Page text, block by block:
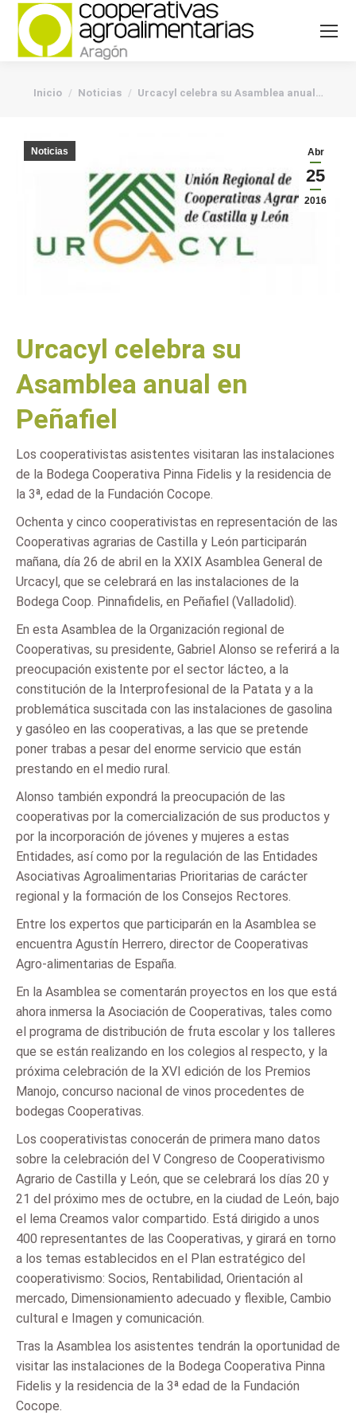
You are here:
Inicio Noticias Urcacyl celebra su Asamblea anual…
Abr
25
2016
Noticias
Urcacyl celebra su
Asamblea anual en
Peñafiel
Los cooperativistas asistentes visitaran las instalaciones
de la Bodega Cooperativa Pinna Fidelis y la residencia de
la 3ª, edad de la Fundación Cocope.
Ochenta y cinco cooperativistas en representación de las
Cooperativas agrarias de Castilla y León participarán
mañana, día 26 de abril en la XXIX Asamblea General de
Urcacyl, que se celebrará en las instalaciones de la
Bodega Coop. Pinnafidelis, en Peñafiel (Valladolid).
En esta Asamblea de la Organización regional de
Cooperativas, su presidente, Gabriel Alonso se referirá a la
preocupación existente por el sector lácteo, a la
constitución de la Interprofesional de la Patata y a la
problemática suscitada con las instalaciones de gasolina
y gasóleo en las cooperativas, a las que se pretende
poner trabas a pesar del enorme servicio que están
prestando en el medio rural.
Alonso también expondrá la preocupación de las
cooperativas por la comercialización de sus productos y
por la incorporación de jóvenes y mujeres a estas
Entidades, así como por la regulación de las Entidades
Asociativas Agroalimentarias Prioritarias de carácter
regional y la formación de los Consejos Rectores.
Entre los expertos que participarán en la Asamblea se
encuentra Agustín Herrero, director de Cooperativas
Agro-alimentarias de España.
En la Asamblea se comentarán proyectos en los que está
ahora inmersa la Asociación de Cooperativas, tales como
el programa de distribución de fruta escolar y los talleres
que se están realizando en los colegios al respecto, y la
próxima celebración de la XVI edición de los Premios
Manojo, concurso nacional de vinos procedentes de
bodegas Cooperativas.
Los cooperativistas conocerán de primera mano datos
sobre la celebración del V Congreso de Cooperativismo
Agrario de Castilla y León, que se celebrará los días 20 y
21 del próximo mes de octubre, en la ciudad de León, bajo
el lema Creamos valor compartido. Está dirigido a unos
400 representantes de las Cooperativas, y girará en torno
a los temas establecidos en el Plan estratégico del
cooperativismo: Socios, Rentabilidad, Orientación al
mercado, Dimensionamiento adecuado y flexible, Cambio
cultural e Imagen y comunicación.
Tras la Asamblea los asistentes tendrán la oportunidad de
visitar las instalaciones de la Bodega Cooperativa Pinna
Fidelis y la residencia de la 3ª edad de la Fundación
Cocope.